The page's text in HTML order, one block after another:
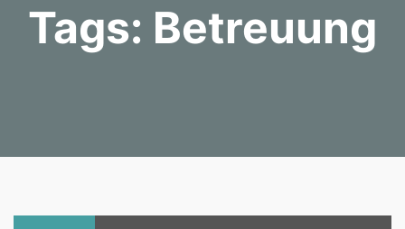
Tags: Betreuung